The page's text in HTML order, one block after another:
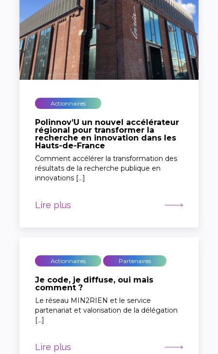
Actionnaires
Polinnov’U un nouvel accélérateur
régional pour transformer la
recherche en innovation dans les
Hauts-de-France
Comment accélérer la transformation des
résultats de la recherche publique en
innovations […]
Lire plus
Actionnaires Partenaires
Je code, je diffuse, oui mais
comment ?
Le réseau MIN2RIEN et le service
partenariat et valorisation de la délégation
[…]
Lire plus